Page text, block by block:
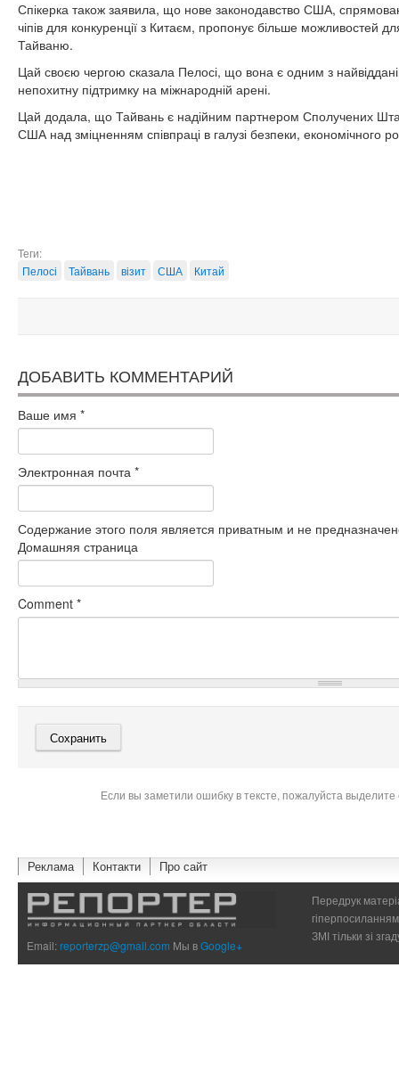
Спікерка також заявила, що нове законодавство США,
чіпів для конкуренції з Китаєм, пропонує більше можливостей
Тайваню.
Цай своєю чергою сказала Пелосі, що вона є одним з
непохитну підтримку на міжнародній арені.
Цай додала, що Тайвань є надійним партнером Сполучених
США над зміцненням співпраці в галузі безпеки, економічного
Теги:
Пелосі
Тайвань візит США Китай
ДОБАВИТЬ КОММЕНТАРИЙ
Ваше имя *
Электронная почта *
Содержание этого поля является приватным и не
Домашняя страница
Comment *
Если вы заметили ошибку в тексте, пожалуйста
Реклама Контакти Про сайт
Email:reporterzp@gmail.com Мы вGoogle+
Передрук
ЗМІ тільки зі